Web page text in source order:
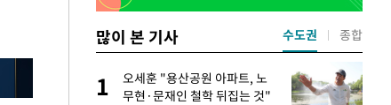
많이 본 기사
1
오세훈 "용산공원 아파트, 노
무현·문재인 철학 뒤집는 것"
수도권 종합